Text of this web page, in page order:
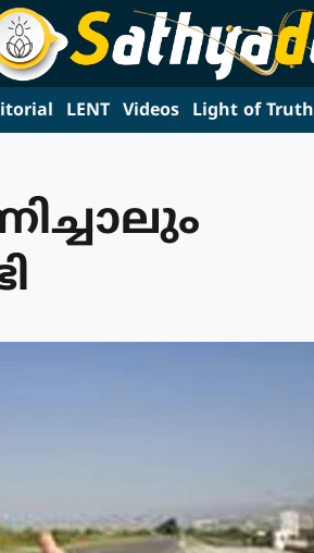
LENT Videos Light of Truth